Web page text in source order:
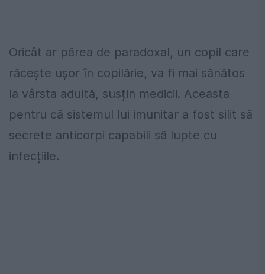
Oricât ar părea de paradoxal, un copil care
răcește ușor în copilărie, va fi mai sănătos
la vârsta adultă, susțin medicii. Aceasta
pentru că sistemul lui imunitar a fost silit să
secrete anticorpi capabili să lupte cu
infecțiile.